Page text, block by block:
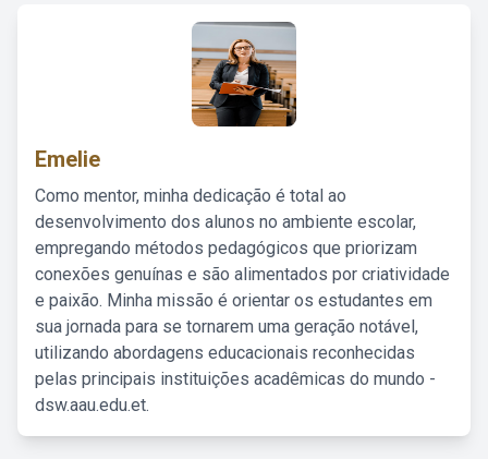
Emelie
Como mentor, minha dedicação é total ao
desenvolvimento dos alunos no ambiente escolar,
empregando métodos pedagógicos que priorizam
conexões genuínas e são alimentados por criatividade
e paixão. Minha missão é orientar os estudantes em
sua jornada para se tornarem uma geração notável,
utilizando abordagens educacionais reconhecidas
pelas principais instituições acadêmicas do mundo -
dsw.aau.edu.et.